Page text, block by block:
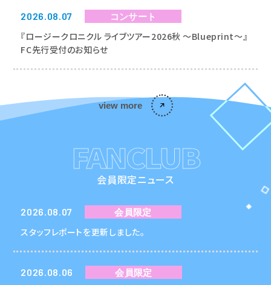
2026.08.07 コンサート
『ロージークロニクル ライブツアー2026秋 〜Blueprint〜』
FC先行受付のお知らせ
view more
FANCLUB
会員限定ニュース
2026.08.07 会員限定
スタッフレポートを更新しました。
2026.08.06 会員限定